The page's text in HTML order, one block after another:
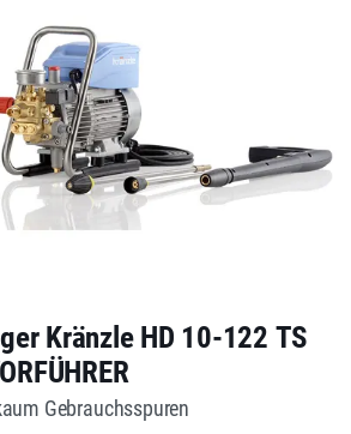
Kränzle HD 10-122 TS
Gebrauchsspuren